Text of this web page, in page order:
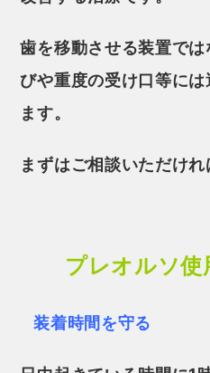
歯を移動させる装置で
びや重度の受け口等に
ます。
まずはご相談いただけれ
プレオルソ使
装着時間を守る